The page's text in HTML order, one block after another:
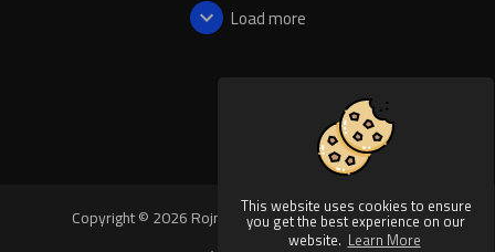
This website uses cookies to ensure
you get the best experience on our
website. Learn More
Load more
Copyright © 2026 Rojnews Video. All rights reserved.